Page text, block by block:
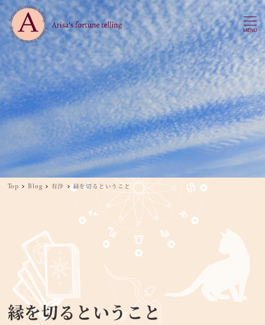
MENU
Top Blog 有沙 縁を切るということ
縁を切るということ